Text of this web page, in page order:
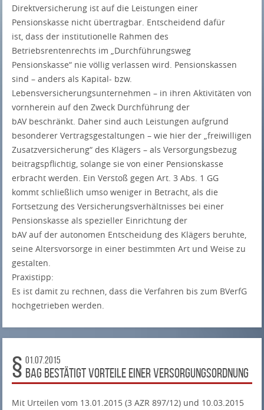
Direktversicherung ist auf die Leistungen einer
Pensionskasse nicht übertragbar. Entscheidend dafür
ist, dass der institutionelle Rahmen des
Betriebsrentenrechts im „Durchführungsweg
Pensionskasse“ nie völlig verlassen wird. Pensionskassen
sind – anders als Kapital- bzw.
Lebensversicherungsunternehmen – in ihren Aktivitäten von
vornherein auf den Zweck Durchführung der
bAV beschränkt. Daher sind auch Leistungen aufgrund
besonderer Vertragsgestaltungen – wie hier der „freiwilligen
Zusatzversicherung“ des Klägers – als Versorgungsbezug
beitragspflichtig, solange sie von einer Pensionskasse
erbracht werden. Ein Verstoß gegen Art. 3 Abs. 1 GG
kommt schließlich umso weniger in Betracht, als die
Fortsetzung des Versicherungsverhältnisses bei einer
Pensionskasse als spezieller Einrichtung der
bAV auf der autonomen Entscheidung des Klägers beruhte,
seine Altersvorsorge in einer bestimmten Art und Weise zu
gestalten.
Praxistipp:
Es ist damit zu rechnen, dass die Verfahren bis zum BVerfG
hochgetrieben werden.
01.07.2015
BAG bestätigt Vorteile einer Versorgungsordnung
Mit Urteilen vom 13.01.2015 (3 AZR 897/12) und 10.03.2015